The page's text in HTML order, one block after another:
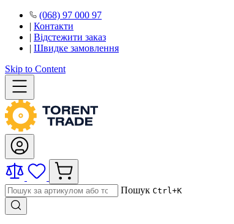
(068) 97 000 97
| Контакти
| Відстежити заказ
| Швидке замовлення
Skip to Content
Пошук Ctrl+K